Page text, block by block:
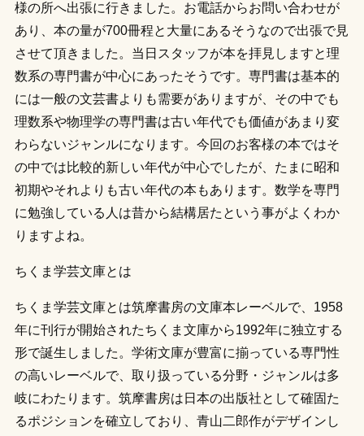
様の所へ出張に行きました。お電話からお問い合わせが
あり、本の量が700冊程と大量にあるそうなので出張で見
させて頂きました。当日スタッフが本を拝見しますと理
数系の専門書が中心にあったそうです。専門書は基本的
には一般の文芸書よりも需要がありますが、その中でも
理数系や物理学の専門書は古い年代でも価値があまり変
わらないジャンルになります。今回のお客様の本ではそ
の中では比較的新しい年代が中心でしたが、たまに昭和
初期やそれよりも古い年代の本もあります。数学を専門
に勉強している人は昔から結構居たという事がよくわか
りますよね。
ちくま学芸文庫とは
ちくま学芸文庫とは筑摩書房の文庫本レーベルで、1958
年に刊行が開始されたちくま文庫から1992年に独立する
形で誕生しました。学術文庫が豊富に揃っている専門性
の高いレーベルで、取り扱っている分野・ジャンルは多
岐にわたります。筑摩書房は日本の出版社として確固た
るポジションを確立しており、青山二郎作がデザインし